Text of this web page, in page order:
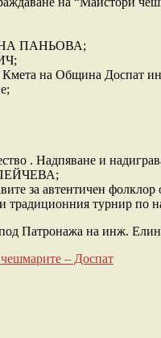
ПАНЬОВА;
Кмета на Община
. Надпяване и
ПЕЙЧЕВА;
за автентичен
традиционния турнир по
на инж. Елин
– Доспат